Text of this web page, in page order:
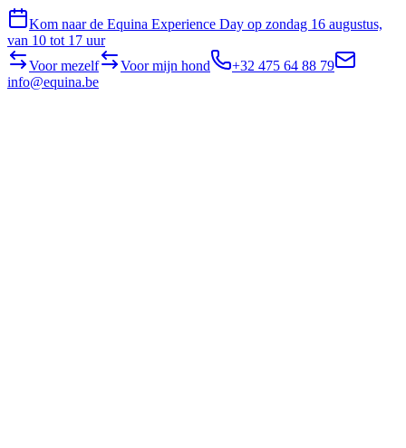
Kom naar de Equina Experience Day op zondag 16 augustus,
van 10 tot 17 uur
Voor mezelf
Voor mijn hond
+32 475 64 88 79
info@equina.be